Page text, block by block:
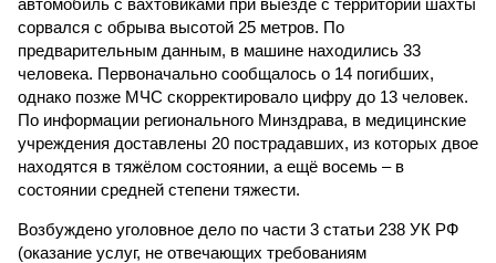
автомобиль с вахтовиками при выезде с территории шахты
сорвался с обрыва высотой 25 метров. По
предварительным данным, в машине находились 33
человека. Первоначально сообщалось о 14 погибших,
однако позже МЧС скорректировало цифру до 13 человек.
По информации регионального Минздрава, в медицинские
учреждения доставлены 20 пострадавших, из которых двое
находятся в тяжёлом состоянии, а ещё восемь – в
состоянии средней степени тяжести.
Возбуждено уголовное дело по части 3 статьи 238 УК РФ
(оказание услуг, не отвечающих требованиям